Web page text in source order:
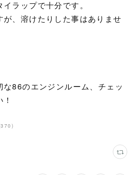
ラップで十分です。
が、溶けたりした事はありませ
な86のエンジンルーム、チェッ
370 )